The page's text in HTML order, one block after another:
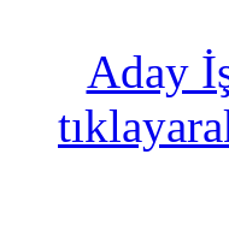
Aday